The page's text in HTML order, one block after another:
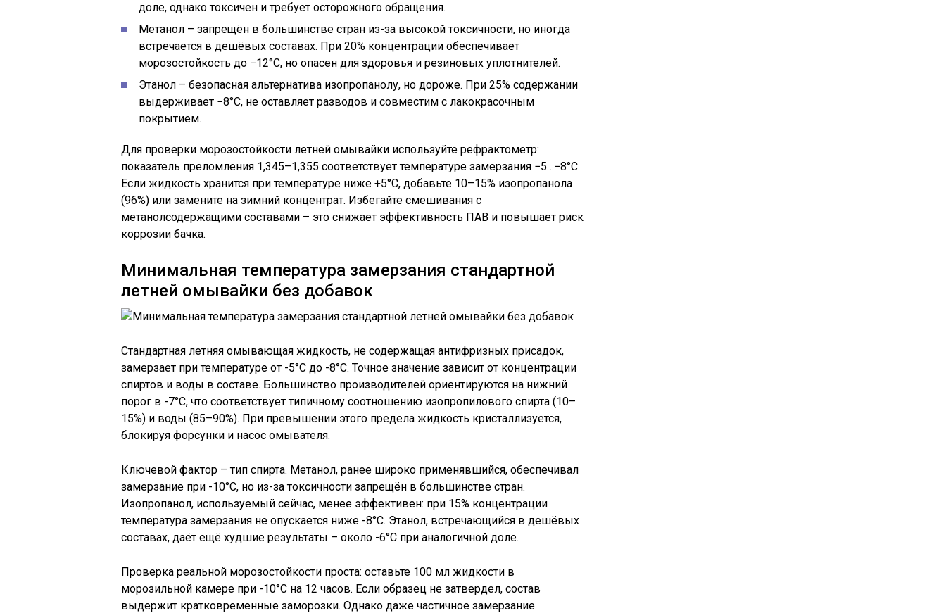
доле, однако токсичен и требует осторожного обращения.
Метанол – запрещён в большинстве стран из-за высокой токсичности, но иногда
встречается в дешёвых составах. При 20% концентрации обеспечивает
морозостойкость до −12°C, но опасен для здоровья и резиновых уплотнителей.
Этанол – безопасная альтернатива изопропанолу, но дороже. При 25% содержании
выдерживает −8°C, не оставляет разводов и совместим с лакокрасочным
покрытием.
Для проверки морозостойкости летней омывайки используйте рефрактометр:
показатель преломления 1,345–1,355 соответствует температуре замерзания −5…−8°C.
Если жидкость хранится при температуре ниже +5°C, добавьте 10–15% изопропанола
(96%) или замените на зимний концентрат. Избегайте смешивания с
метанолсодержащими составами – это снижает эффективность ПАВ и повышает риск
коррозии бачка.
Минимальная температура замерзания стандартной
летней омывайки без добавок
Стандартная летняя омывающая жидкость, не содержащая антифризных присадок,
замерзает при температуре от -5°C до -8°C. Точное значение зависит от концентрации
спиртов и воды в составе. Большинство производителей ориентируются на нижний
порог в -7°C, что соответствует типичному соотношению изопропилового спирта (10–
15%) и воды (85–90%). При превышении этого предела жидкость кристаллизуется,
блокируя форсунки и насос омывателя.
Ключевой фактор – тип спирта. Метанол, ранее широко применявшийся, обеспечивал
замерзание при -10°C, но из-за токсичности запрещён в большинстве стран.
Изопропанол, используемый сейчас, менее эффективен: при 15% концентрации
температура замерзания не опускается ниже -8°C. Этанол, встречающийся в дешёвых
составах, даёт ещё худшие результаты – около -6°C при аналогичной доле.
Проверка реальной морозостойкости проста: оставьте 100 мл жидкости в
морозильной камере при -10°C на 12 часов. Если образец не затвердел, состав
выдержит кратковременные заморозки. Однако даже частичное замерзание